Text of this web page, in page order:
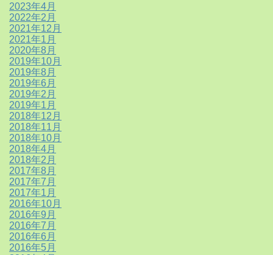
2023年4月
2022年2月
2021年12月
2021年1月
2020年8月
2019年10月
2019年8月
2019年6月
2019年2月
2019年1月
2018年12月
2018年11月
2018年10月
2018年4月
2018年2月
2017年8月
2017年7月
2017年1月
2016年10月
2016年9月
2016年7月
2016年6月
2016年5月